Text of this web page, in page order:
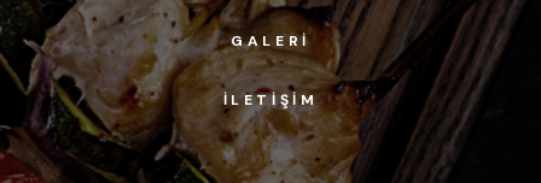
GALERI
İLETIŞIM